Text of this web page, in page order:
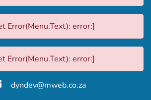
Error(Menu.Text): error:]
Error(Menu.Text): error:]
dyndev@mweb.co.za